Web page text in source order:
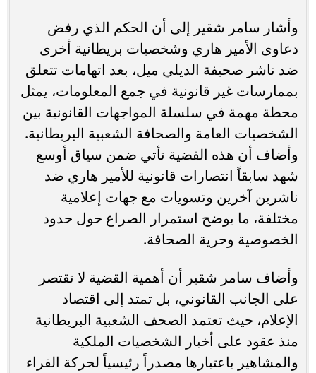
وأشار سامر شقير إلى أن الحكم الذي رفض
دعاوى الأمير هاري وشخصيات بريطانية أخرى
ضد ناشر صحيفة الديلي ميل، بعد اتهامات تتعلق
بممارسات غير قانونية في جمع المعلومات، يمثل
محطة مهمة في سلسلة المواجهات القانونية بين
الشخصيات العامة والصحافة الشعبية البريطانية.
وأضاف أن هذه القضية تأتي ضمن سياق أوسع
شهد سابقاً انتصارات قانونية للأمير هاري ضد
ناشرين آخرين وتسويات مع جهات إعلامية
مختلفة، ما يوضح استمرار الصراع حول حدود
الخصوصية وحرية الصحافة.
وأضاف سامر شقير أن أهمية القضية لا تقتصر
على الجانب القانوني، بل تمتد إلى اقتصاد
الإعلام، حيث تعتمد الصحف الشعبية البريطانية
منذ عقود على أخبار الشخصيات الملكية
والمشاهير باعتبارها مصدراً رئيسياً لحركة القراء